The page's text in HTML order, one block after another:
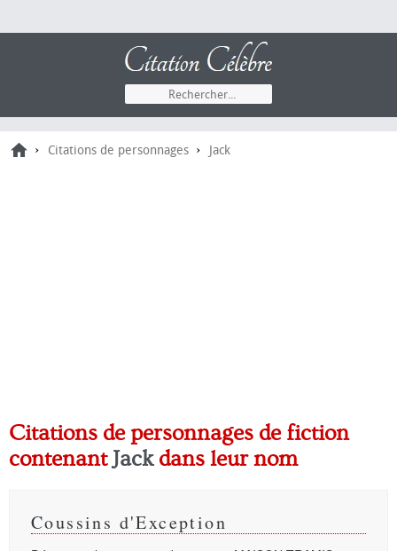
› Citations de personnages › Jack
Citations de personnages de fiction
contenantJackdans leur nom
Coussins d'Exception